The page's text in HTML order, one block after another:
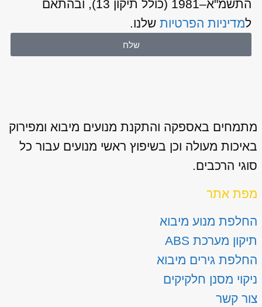
התשמ"א–1981 (כולל תיקון 13), ובהתאם
למדיניות הפרטיותשלנו.
שלח
מתמחים באספקה והתקנת מנועים מיבוא ומפירוק
באיכות מעולה וכן בשיפוץ ראשי מנועים עבור כל
סוגי הרכבים.
מפת אתר
החלפת מנוע מיבוא
תיקון מערכת ABS
החלפת גירים מיבוא
ניקוי מסנן חלקיקים
צור קשר